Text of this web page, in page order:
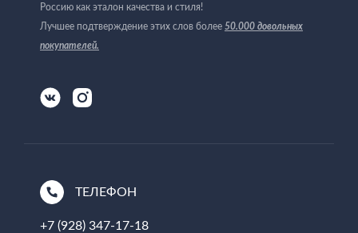
Россию как эталон качества и стиля!
Лучшее подтверждение этих слов более 50.000 довольных
покупателей.
ТЕЛЕФОН
+7 (928) 347-17-18